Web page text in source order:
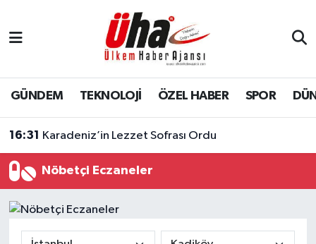
GÜNDEM TEKNOLOJİ ÖZEL HABER SPOR
16:31 Karadeniz’in Lezzet Sofrası Ordu
Nöbetçi Eczaneler
İstanbul Nöbetçi Eczaneler
İstanbul Hava Durumu
Tüm Manşetler